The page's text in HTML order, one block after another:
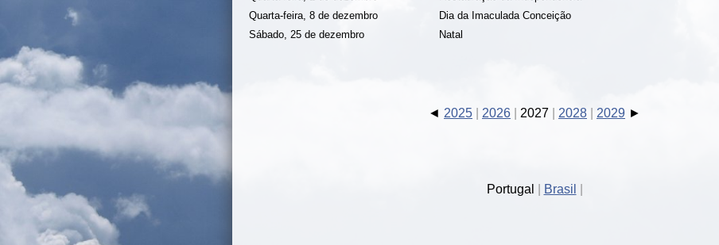
Quarta-feira, 8 de dezembro
Dia da Imaculada Conceição
Sábado, 25 de dezembro
Natal
2025 2026 2027 2028 2029
Portugal Brasil